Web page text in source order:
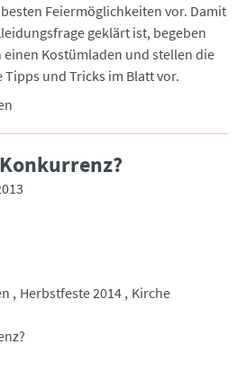
Feiermöglichkeiten vor. Damit
geklärt ist, begeben
einen Kostümladen und stellen die
und Tricks im Blatt vor.
Herbstfeste 2014 Kirche